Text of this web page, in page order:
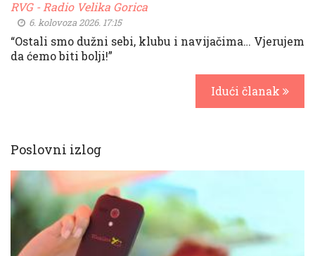
RVG - Radio Velika Gorica
6. kolovoza 2026. 17:15
“Ostali smo dužni sebi, klubu i navijačima… Vjerujem
da ćemo biti bolji!”
Idući članak
Poslovni izlog